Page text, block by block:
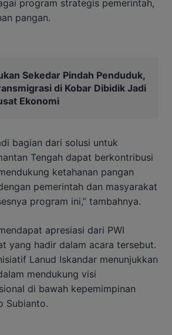
program strategis pemerintah,
pangan.
Sekedar Pindah Penduduk,
di Kobar Dibidik Jadi
Ekonomi
bagian dari solusi untuk
Tengah dapat berkontribusi
ketahanan pangan
pemerintah dan masyarakat
program ini,” tambahnya.
apresiasi dari PWI
yang hadir dalam acara tersebut.
Lanud Iskandar menunjukkan
mendukung visi
di bawah kepemimpinan
Subianto.